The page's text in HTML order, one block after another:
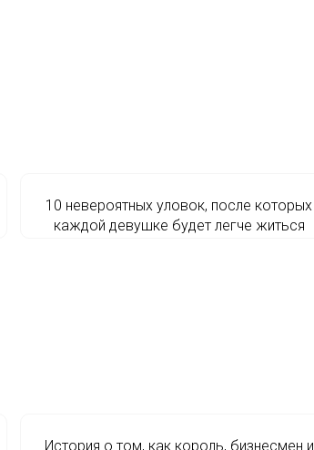
10 невероятных уловок, после которых
каждой девушке будет легче житься
История о том, как король, бизнесмен и